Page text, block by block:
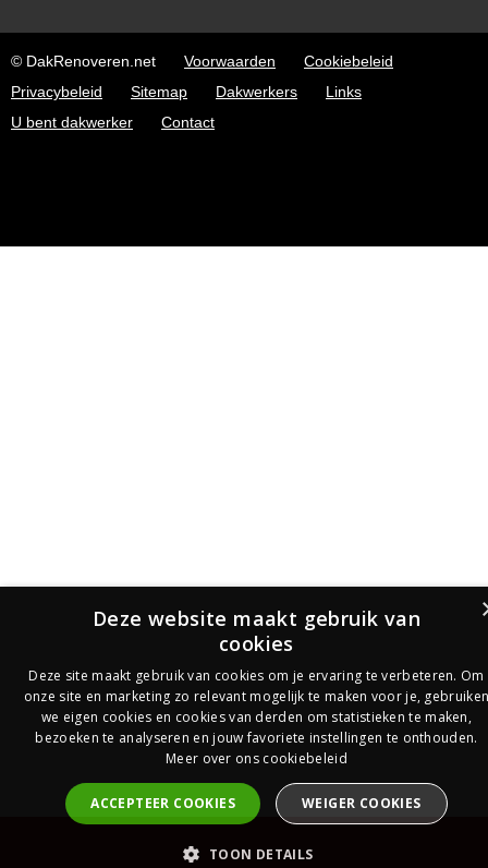
© DakRenoveren.net Voorwaarden
Cookiebeleid
Privacybeleid
Sitemap Dakwerkers
Links
U bent dakwerker
Contact
PrijsOfferte
Deze website maakt gebruik van
cookies
Deze site maakt gebruik van cookies om je ervaring te verbeteren. Om
onze site en marketing zo relevant mogelijk te maken voor je,
we eigen cookies en cookies van derden om statistieken te maken,
bezoeken te analyseren en jouw favoriete instellingen te onthouden.
Meer over ons cookiebeleid
ACCEPTEER COOKIES WEIGER COOKIES
TOON DETAILS